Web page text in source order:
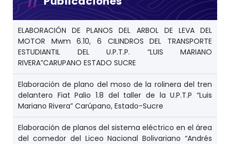
ELABORACIÓN DE PLANOS DEL ARBOL DE LEVA DEL
MOTOR Mwm 6.10, 6 CILINDROS DEL TRANSPORTE
ESTUDIANTIL DEL U.P.T.P. “LUIS MARIANO
RIVERA”CARUPANO ESTADO SUCRE
Elaboración de plano del moso de la rolinera del tren
delantero Fiat Palio 1.8 del taller de la U.P.T.P “Luis
Mariano Rivera” Carúpano, Estado-Sucre
Elaboración de planos del sistema eléctrico en el área
del comedor del Liceo Nacional Bolivariano “Andrés